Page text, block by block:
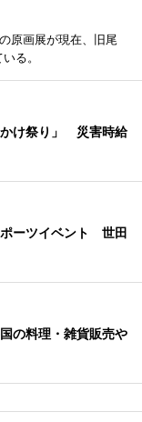
原画展が現在、旧尾
る。
かけ祭り」 災害時給
ーツイベント 世田
の料理・雑貨販売や